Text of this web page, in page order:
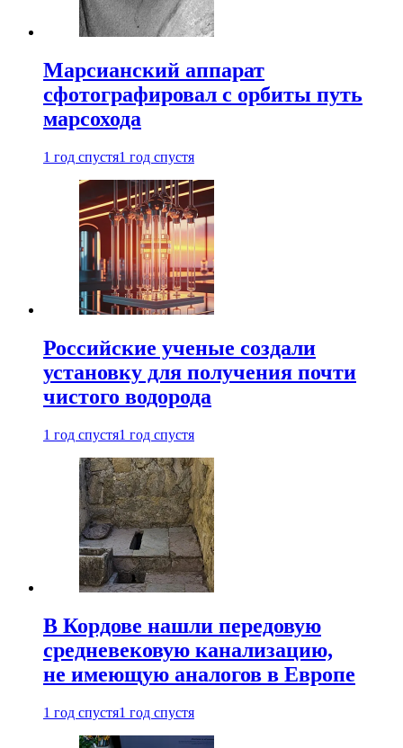
Марсианский аппарат
сфотографировал с орбиты путь
марсохода
1 год спустя1 год спустя
Российские ученые создали
установку для получения почти
чистого водорода
1 год спустя1 год спустя
В Кордове нашли передовую
средневековую канализацию,
не имеющую аналогов в Европе
1 год спустя1 год спустя